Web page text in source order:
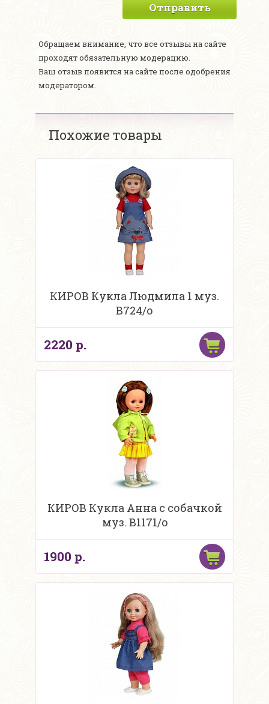
Отправить
Обращаем внимание, что все отзывы на сайте
проходят обязательную модерацию.
Ваш отзыв появится на сайте после одобрения
модератором.
Похожие товары
КИРОВ Кукла Людмила 1 муз.
В724/о
2220 р.
КИРОВ Кукла Анна с собачкой
муз. B1171/o
1900 р.